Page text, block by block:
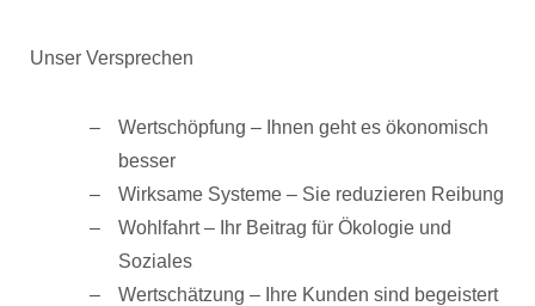
Unser Versprechen
Wertschöpfung – Ihnen geht es ökonomisch
besser
Wirksame Systeme – Sie reduzieren Reibung
Wohlfahrt – Ihr Beitrag für Ökologie und
Soziales
Wertschätzung – Ihre Kunden sind begeistert